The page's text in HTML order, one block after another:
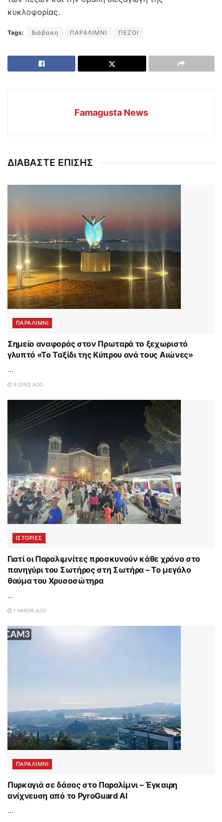
κυκλοφορίας.
Tags: διάβαση ΠΑΡΑΛΙΜΝΙ ΠΕΖΟΙ
Famagusta News
ΔΙΑΒΑΣΤΕ ΕΠΙΣΗΣ
ΠΑΡΑΛΊΜΝΙ
Σημείο αναφοράς στον Πρωταρά το ξεχωριστό
γλυπτό «Το Ταξίδι της Κύπρου ανά τους Αιώνες»
...
9 ΏΡΕΣ AGO
ΙΣΤΟΡΊΕΣ
Γιατί οι Παραλιμνίτες προσκυνούν κάθε χρόνο στο
πανηγύρι του Σωτήρος στη Σωτήρα – Το μεγάλο
θαύμα του Χρυσοσώτηρα
...
1 ΗΜΈΡΑ AGO
ΠΑΡΑΛΊΜΝΙ
Πυρκαγιά σε δάσος στο Παραλίμνι – Έγκαιρη
ανίχνευση από το PyroGuard AI
...